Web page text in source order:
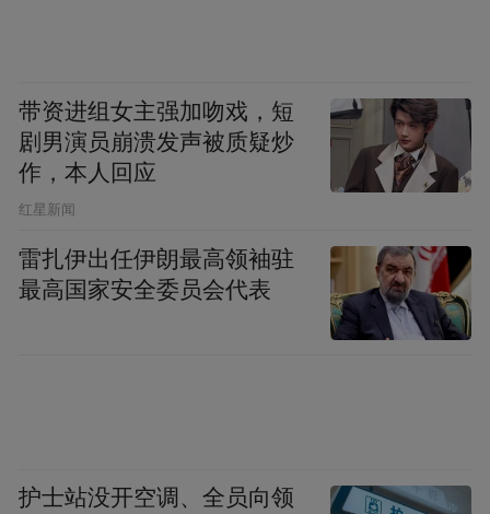
带资进组女主强加吻戏，短
剧男演员崩溃发声被质疑炒
作，本人回应
​红星新闻
雷扎伊出任伊朗最高领袖驻
最高国家安全委员会代表
护士站没开空调、全员向领